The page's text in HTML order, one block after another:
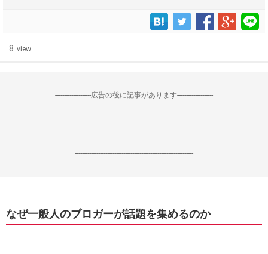
8 view
--------------------広告の後に記事があります--------------------
------------------------------------------------------------------
なぜ一般人のブロガーが話題を集めるのか